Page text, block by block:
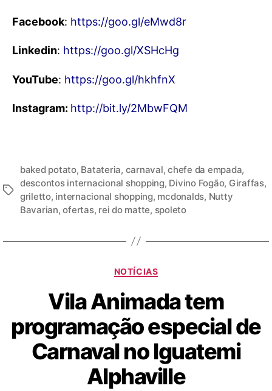
Facebook: https://goo.gl/eMwd8r
Linkedin: https://goo.gl/XSHcHg
YouTube: https://goo.gl/hkhfnX
Instagram: http://bit.ly/2MbwFQM
baked potato, Batateria, carnaval,chefe da empada,
descontos internacional shopping, Divino Fogão, Giraffas,
griletto, internacional shopping, mcdonalds, Nutty
Bavarian,ofertas, rei do matte, spoleto
NOTÍCIAS
Vila Animada tem
programação especial de
Carnaval no Iguatemi
Alphaville